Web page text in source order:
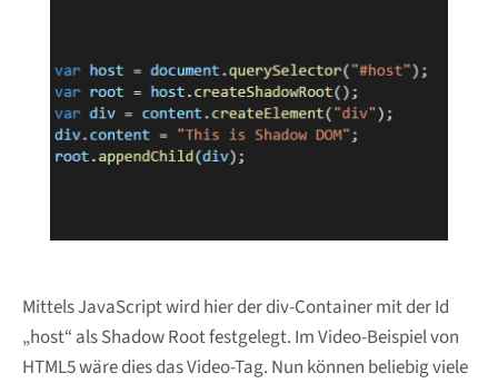
Mittels JavaScript wird hier der div-Container mit der Id
„host“ als Shadow Root festgelegt. Im Video-Beispiel von
HTML5 wäre dies das Video-Tag. Nun können beliebig viele